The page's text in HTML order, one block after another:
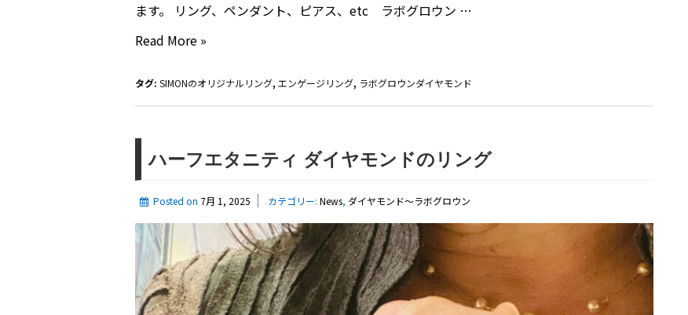
ます。 リング、ペンダント、ピアス、etc ラボグロウン …
ラ
グ
イ
モ
ン
ド
の
Read More »
タグ: SIMONのオリジナルリング, エンゲージリング, ラボグロウンダイヤモンド
ハーフエタニティ ダイヤモンドのリング
Posted on 7月 1, 2025 カテゴリー: News, ダイヤモンド〜ラボグロウン